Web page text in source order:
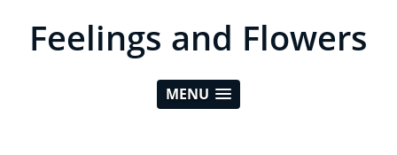
Feelings and Flowers
MENU